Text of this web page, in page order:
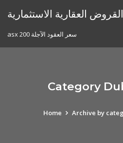
asx 200 سعر العقود الآجلة
Category
Home Archive by